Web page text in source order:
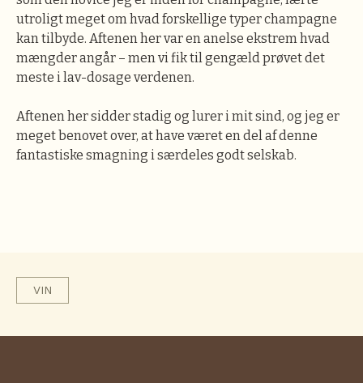
utroligt meget om hvad forskellige typer champagne
kan tilbyde. Aftenen her var en anelse ekstrem hvad
mængder angår – men vi fik til gengæld prøvet det
meste i lav-dosage verdenen.
Aftenen her sidder stadig og lurer i mit sind, og jeg er
meget benovet over, at have været en del af denne
fantastiske smagning i særdeles godt selskab.
VIN